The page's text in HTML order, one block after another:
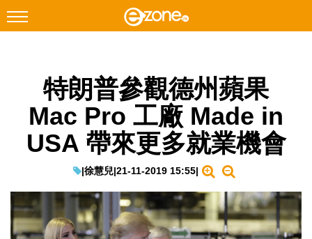
Facebook Instagram
科技焦點
網絡生活
教學評測
EduTech
特朗普參觀德州蘋果
Mac Pro 工廠 Made in
USA 帶來更多就業機會
|徐慧兒|21-11-2019 15:55|